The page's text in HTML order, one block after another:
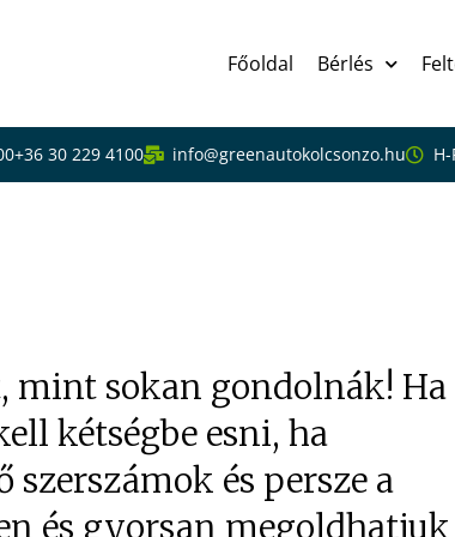
Főoldal Bérlés
+36 30 229 4100 info@greenautokolcsonzo.hu
mint sokan gondolnák! Ha
kétségbe esni, ha
és persze a
és gyorsan megoldhatjuk